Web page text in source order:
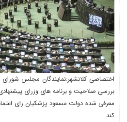
اختصاصی کلانشهر:نمایندگان مجلس
بررسی صلاحیت و برنامه های وزرای پیشنهادی
معرفی شده دولت مسعود پزشکیان رای اعتماد
کند.